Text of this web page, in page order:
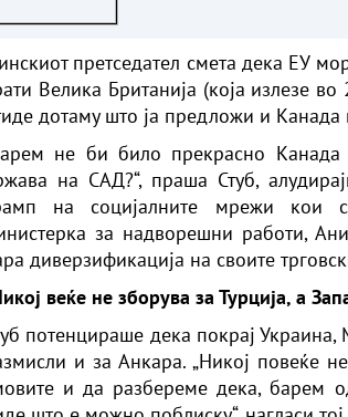
претседател смета дека ЕУ
Велика Британија (која излезе
дотаму што ја предложи и Канада
не би било прекрасно
на САД?“, праша Стуб,
на социјалните мрежи кои
за надворешни работи,
диверзификација на своите
веќе не зборува за Турција, а
потенцираше дека покрај Украина,
и за Анкара. „Никој повеќе
и да разбереме дека, барем